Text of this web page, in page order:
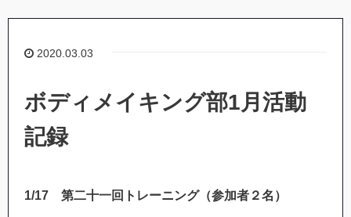
2020.03.03
ボディメイキング部1月活動
記録
1/17 第二十一回トレーニング（参加者２名）